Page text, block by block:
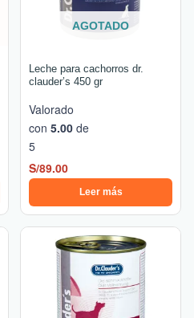
AGOTADO
Leche para cachorros dr.
clauder’s 450 gr
Valorado
con 5.00 de
5
S/89.00
Leer más